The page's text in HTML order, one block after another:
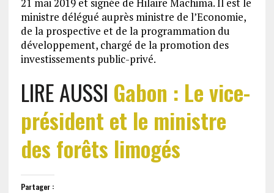
ministre délégué auprès ministre de l’Economie,
de la prospective et de la programmation du
développement, chargé de la promotion des
investissements public-privé.
LIRE AUSSI Gabon : Le vice-
président et le ministre
des forêts limogés
Partager :